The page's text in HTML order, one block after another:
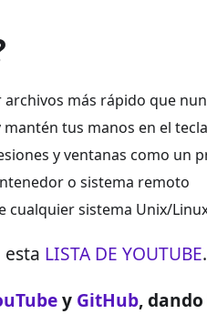
más rápido que
tus manos en el
y ventanas como un
o sistema remoto
cualquier sistema Unix/
LISTA DE YOUTUBE.
y GitHub,